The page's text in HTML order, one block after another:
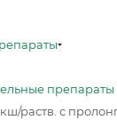
раств. с